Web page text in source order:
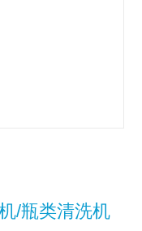
/瓶类清洗机